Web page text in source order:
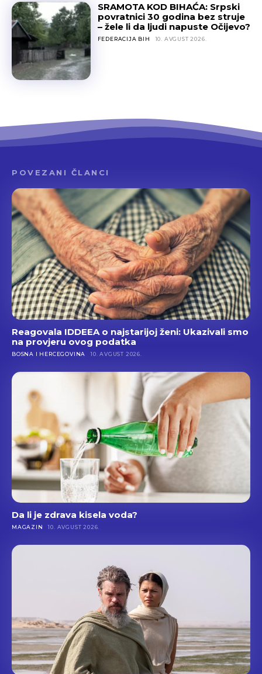
SRAMOTA KOD BIHAĆA: Srpski
povratnici 30 godina bez struje
– žele li da ljudi napuste Očijevo?
FEDERACIJA BIH 10. AVGUST 2026.
POVEZANI ČLANCI
Reagovala IDDEEA o najstarijoj ženi: Ukazivali smo
na provjeru ovog podatka
BOSNA I HERCEGOVINA 10. AVGUST 2026.
Da li je zdrava kisela voda?
MAGAZIN 10. AVGUST 2026.